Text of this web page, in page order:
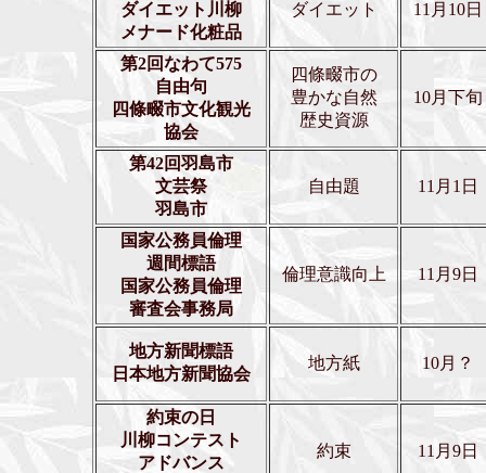
ダイエット川柳
メナード化粧品
ダイエット 11月10日
第2回なわて575
自由句
四條畷市文化観光
協会
四條畷市の
豊かな自然
歴史資源
10月下旬
第42回羽島市
文芸祭
羽島市
自由題 11月1日
国家公務員倫理
週間標語
国家公務員倫理
審査会事務局
倫理意識向上 11月9日
地方新聞標語
日本地方新聞協会
地方紙 10月？
約束の日
川柳コンテスト
アドバンス
約束 11月9日